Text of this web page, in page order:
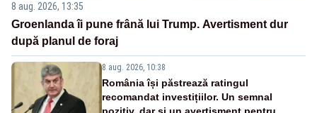
8 aug. 2026, 13:35
Groenlanda îi pune frână lui Trump. Avertisment dur
după planul de foraj
8 aug. 2026, 10:38
România își păstrează ratingul
recomandat investițiilor. Un semnal